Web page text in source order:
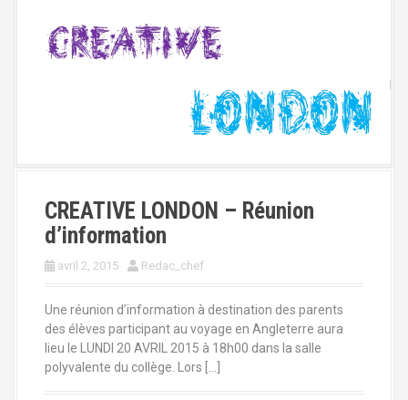
CREATIVE LONDON – Réunion
d’information
avril 2, 2015 Redac_chef
Une réunion d’information à destination des parents
des élèves participant au voyage en Angleterre aura
lieu le LUNDI 20 AVRIL 2015 à 18h00 dans la salle
polyvalente du collège. Lors […]